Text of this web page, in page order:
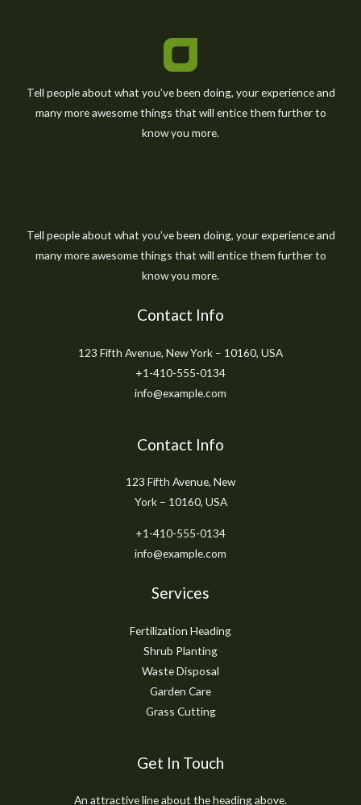
Tell people about what you’ve been doing, your experience and
many more awesome things that will entice them further to
know you more.
Tell people about what you’ve been doing, your experience and
many more awesome things that will entice them further to
know you more.
Contact Info
123 Fifth Avenue, New York – 10160, USA
+1-410-555-0134
info@example.com
Contact Info
123 Fifth Avenue, New
York – 10160, USA
+1-410-555-0134
info@example.com
Services
Fertilization Heading
Shrub Planting
Waste Disposal
Garden Care
Grass Cutting
Get In Touch
An attractive line about the heading above.